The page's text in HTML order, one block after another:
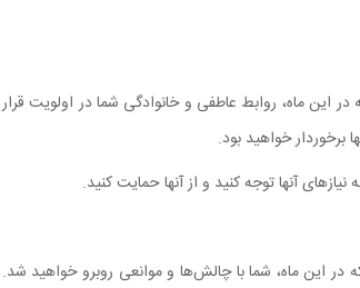
ماه، روابط عاطفی و خانوادگی شما در اولویت قرار
خواهید بود.
آنها توجه کنید و از آنها حمایت کنید.
این ماه، شما با چالش‌ها و موانعی روبرو خواهید شد.